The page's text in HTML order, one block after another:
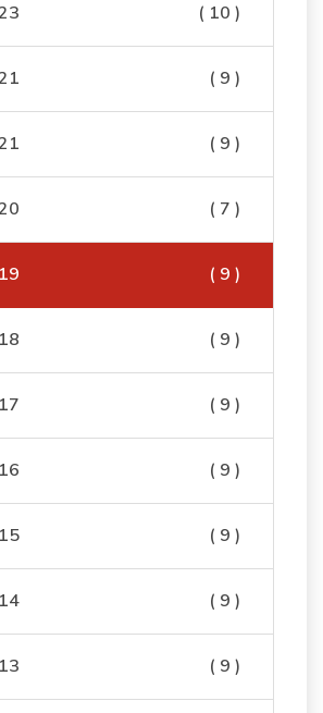
( 10 )
( 9 )
( 9 )
( 7 )
( 9 )
( 9 )
( 9 )
( 9 )
( 9 )
( 9 )
( 9 )